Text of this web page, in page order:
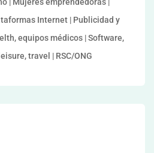
Internet | Publicidad y
equipos médicos | Software,
travel | RSC/ONG